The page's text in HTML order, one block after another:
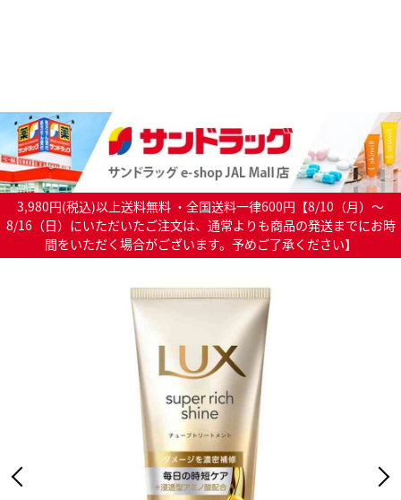
3,980円(税込)以上送料無料 ・全国送料一律600円【8/10（月）～
8/16（日）にいただいたご注文は、通常よりも商品の発送までにお時
間をいただく場合がございます。予めご了承ください】